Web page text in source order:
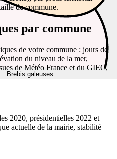
Brebis galeuses
de commune.
par commune
de votre commune : jours de
du niveau de la mer,
de Météo France et du GIEC,
2020, présidentielles 2022 et
actuelle de la mairie, stabilité